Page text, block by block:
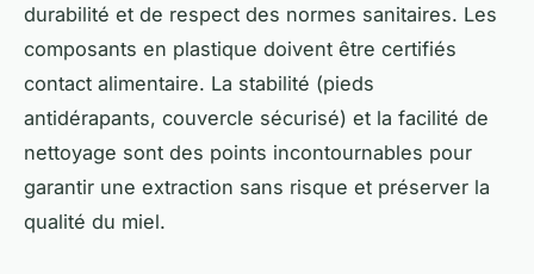
durabilité et de respect des normes sanitaires. Les
composants en plastique doivent être certifiés
contact alimentaire. La stabilité (pieds
antidérapants, couvercle sécurisé) et la facilité de
nettoyage sont des points incontournables pour
garantir une extraction sans risque et préserver la
qualité du miel.